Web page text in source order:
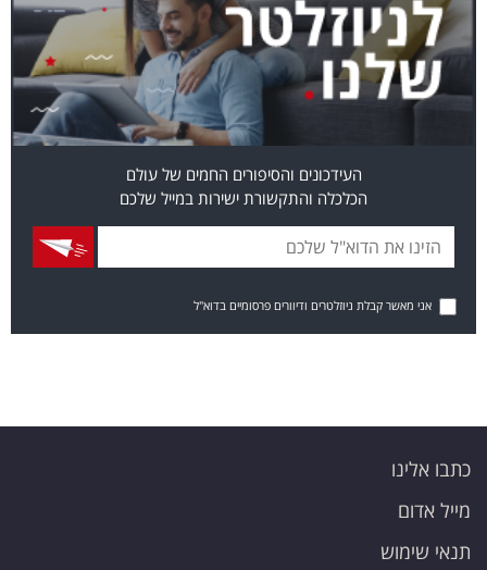
העידכונים והסיפורים החמים של עולם
הכלכלה והתקשורת ישירות במייל שלכם
אני מאשר קבלת ניוזלטרים ודיוורים פרסומיים בדוא"ל
כתבו אלינו
מייל אדום
תנאי שימוש